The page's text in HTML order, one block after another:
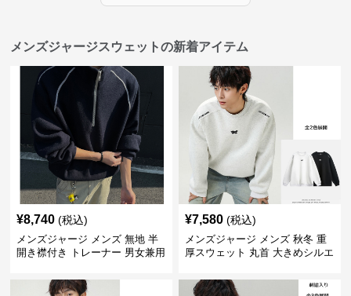
メンズジャージスウェットの新着アイテム
¥8,740 (税込)
メンズジャージ メンズ 無地 半
開き襟付き トレーナー 男女兼用
¥7,580 (税込)
メンズジャージ メンズ 秋冬 重
厚スウェット 丸首 大きめシルエ